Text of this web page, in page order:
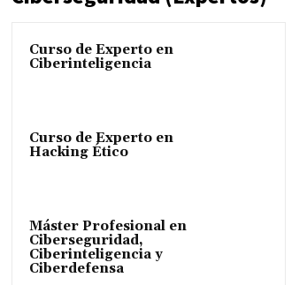
Curso de Experto en
Ciberinteligencia
Curso de Experto en
Hacking Ético
Máster Profesional en
Ciberseguridad,
Ciberinteligencia y
Ciberdefensa